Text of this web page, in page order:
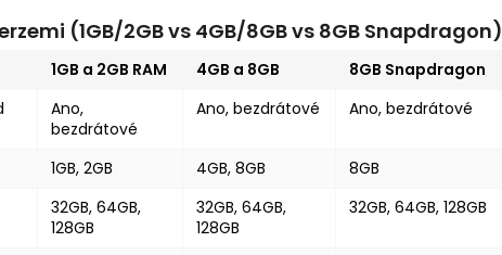
(1GB/2GB vs 4GB/8GB vs 8GB Snapdragon)
1GB a 2GB RAM 4GB a 8GB
8GB Snapdragon
Ano,
bezdrátové
Ano, bezdrátové Ano, bezdrátové
1GB, 2GB 4GB, 8GB
8GB
32GB, 64GB,
128GB
32GB, 64GB,
128GB
32GB, 64GB, 128GB